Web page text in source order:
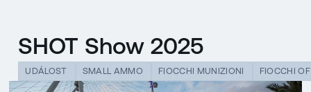
SHOT Show 2025
UDÁLOST SMALL AMMO FIOCCHI MUNIZIONI FIOCCHI